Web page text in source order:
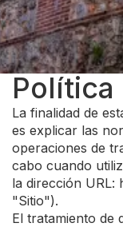
Política
La finalidad de
es explicar las
operaciones de
cabo cuando
la dirección URL:
"Sitio").
El tratamiento de